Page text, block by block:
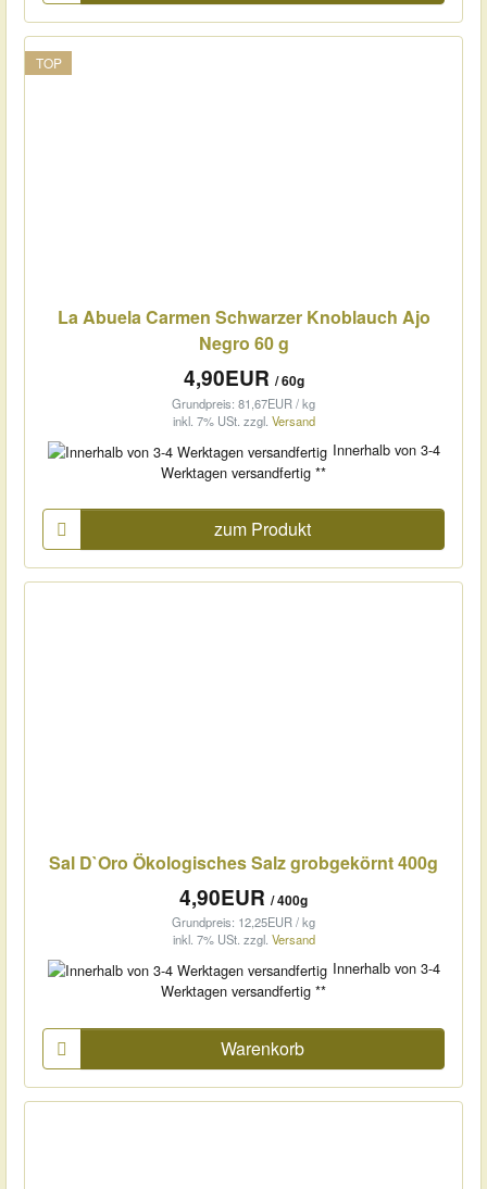
TOP
La Abuela Carmen Schwarzer Knoblauch Ajo
Negro 60 g
4,90EUR / 60g
Grundpreis: 81,67EUR / kg
inkl. 7% USt. zzgl. Versand
Innerhalb von 3-4
Werktagen versandfertig **
zum Produkt
Sal D`Oro Ökologisches Salz grobgekörnt 400g
4,90EUR / 400g
Grundpreis: 12,25EUR / kg
inkl. 7% USt. zzgl. Versand
Innerhalb von 3-4
Werktagen versandfertig **
Warenkorb